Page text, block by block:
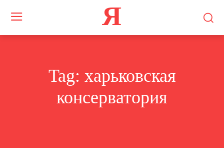
Я
Tag: харьковская
консерватория